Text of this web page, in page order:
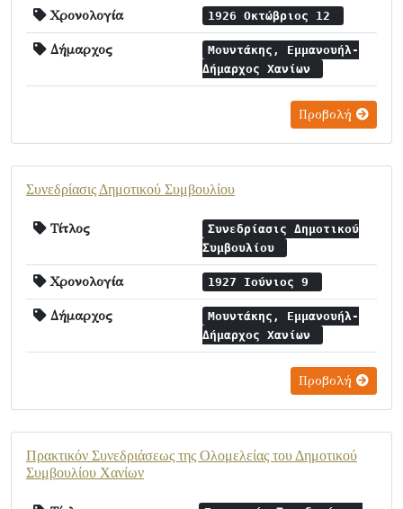
Χρονολογία 1926 Οκτώβριος 12
Δήμαρχος
Μουντάκης, Εμμανουήλ-
Δήμαρχος Χανίων
Προβολή
Συνεδρίασις Δημοτικού Συμβουλίου
Τίτλος
Συνεδρίασις Δημοτικού
Συμβουλίου
Χρονολογία 1927 Ιούνιος 9
Δήμαρχος
Μουντάκης, Εμμανουήλ-
Δήμαρχος Χανίων
Προβολή
Πρακτικόν Συνεδριάσεως της Ολομελείας του Δημοτικού
Συμβουλίου Χανίων